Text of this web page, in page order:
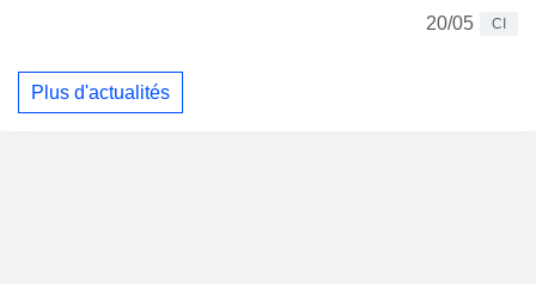
20/05
CI
Plus d'actualités